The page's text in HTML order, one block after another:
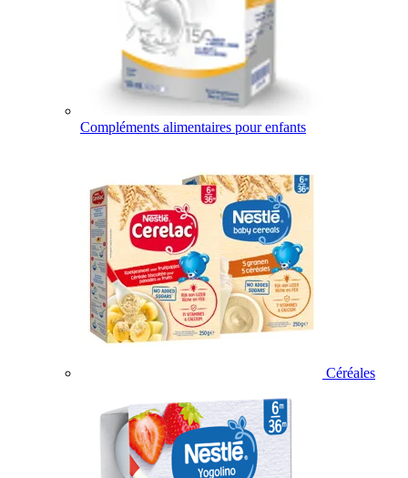
Compléments alimentaires pour enfants
Céréales